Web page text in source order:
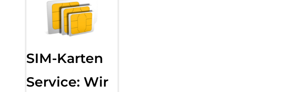
SIM-Karten
Service: Wir